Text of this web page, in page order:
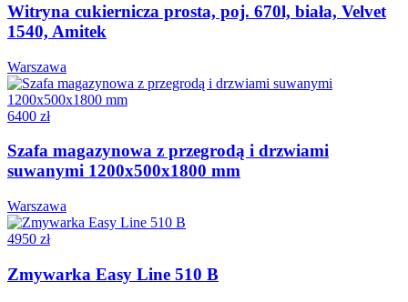
Witryna cukiernicza prosta, poj. 670l, biała, Velvet
1540, Amitek
Warszawa
6400 zł
Szafa magazynowa z przegrodą i drzwiami
suwanymi 1200x500x1800 mm
Warszawa
4950 zł
Zmywarka Easy Line 510 B